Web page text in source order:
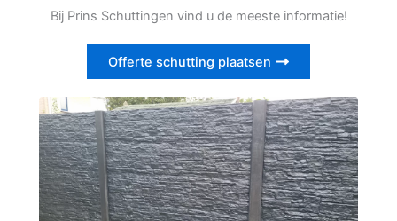
Bij Prins Schuttingen vind u de meeste informatie!
Offerte schutting plaatsen